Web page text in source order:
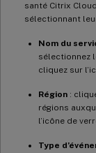
santé Citrix
sélectionnant
Nom du
sélectionnez
cliquez sur
Région :
régions
l’icône de
Type